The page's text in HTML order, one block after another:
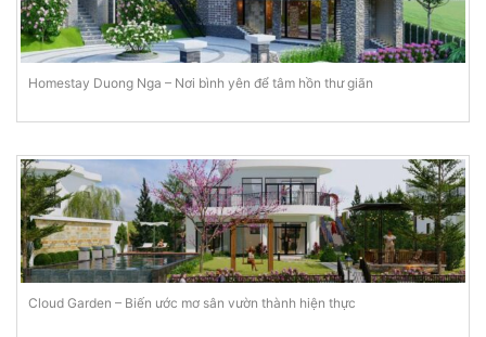
Homestay Duong Nga – Nơi bình yên để tâm hồn thư giãn
Cloud Garden – Biến ước mơ sân vườn thành hiện thực